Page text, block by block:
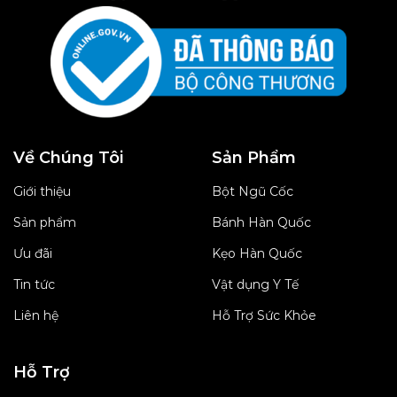
Về Chúng Tôi
Giới thiệu
Sản phẩm
Ưu đãi
Tin tức
Liên hệ
Sản Phẩm
Bột Ngũ Cốc
Bánh Hàn Quốc
Kẹo Hàn Quốc
Vật dụng Y Tế
Hỗ Trợ Sức Khỏe
Hỗ Trợ